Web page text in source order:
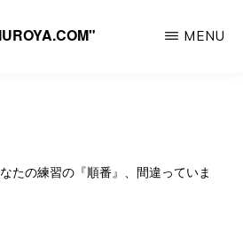
MENU
たの練習の『順番』、間違っていま